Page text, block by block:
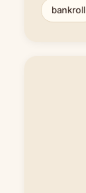
bankroll